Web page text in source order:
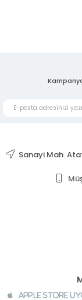
Sanayi Mah.
Apple Store